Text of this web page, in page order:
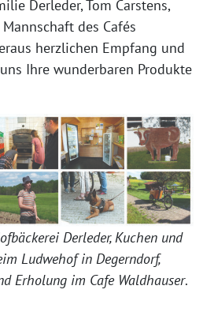
Derleder, Tom Carstens,
des Cafés
herzlichen Empfang und
Ihre wunderbaren Produkte
Derleder, Kuchen und
Ludwehof in Degerndorf,
Erholung im Cafe Waldhauser.